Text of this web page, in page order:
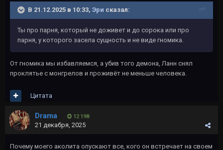
В 21.12.2025 в 10:33, Эри сказал:
Ты про парня, который не доживет и до сорока или про
парня, у которого засела сущность и не виде гномика.
От гномика мы избавляемся, а убив того демона, Ланн снял
проклятье с монгрелов и проживёт не меньше человека.
Цитата
Drama 12 198
21 декабря, 2025
Почему моего аколита опускают все, кого он встречает на своем